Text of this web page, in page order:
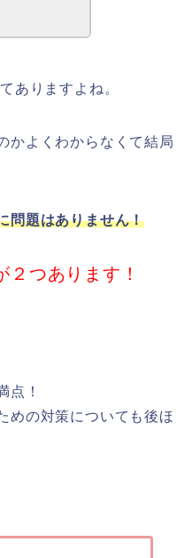
ありますよね。
かよくわからなくて結局
問題はありません！
つあります！
点！
めの対策についても後ほ